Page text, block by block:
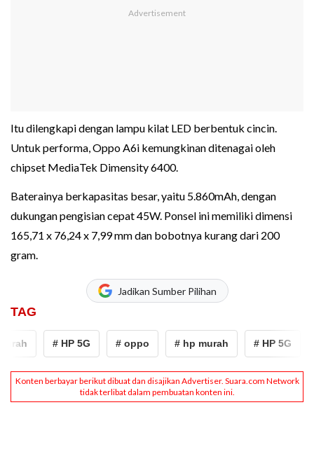
Itu dilengkapi dengan lampu kilat LED berbentuk cincin.
Untuk performa, Oppo A6i kemungkinan ditenagai oleh
chipset MediaTek Dimensity 6400.
Baterainya berkapasitas besar, yaitu 5.860mAh, dengan
dukungan pengisian cepat 45W. Ponsel ini memiliki dimensi
165,71 x 76,24 x 7,99 mm dan bobotnya kurang dari 200
gram.
Jadikan Sumber Pilihan
TAG
# HP 5G # oppo # hp murah # HP 5G